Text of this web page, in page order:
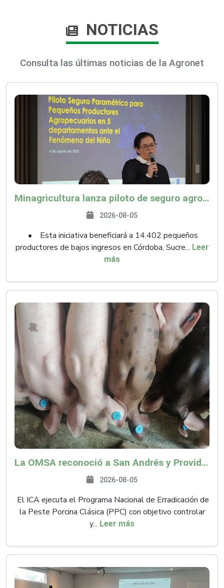
NOTICIAS
Consulta las últimas noticias de la Agronet
Minagricultura lanza piloto de seguro agropecuario por $9.625 millones para proteger a más de 14.000 pequeños productores contra riesgos del Fenómeno de El Niño
2026-08-05
• Esta iniciativa beneficiará a 14.402 pequeños
productores de bajos ingresos en Córdoba, Sucre... Leer
más
La OMSA reconoció a San Andrés y Providencia como zona libre de Peste Porcina Clásica (PPC)
2026-08-05
El ICA ejecuta el Programa Nacional de Erradicación de
la Peste Porcina Clásica (PPC) con objetivo controlar
y... Leer más